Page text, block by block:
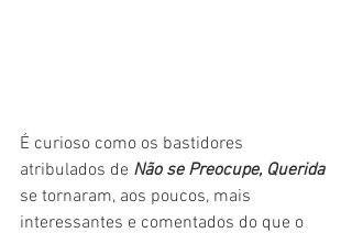
É curioso como os bastidores
atribulados de Não se Preocupe, Querida
se tornaram, aos poucos, mais
interessantes e comentados do que o